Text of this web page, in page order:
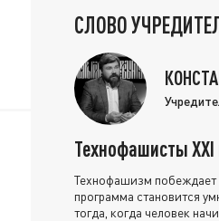
СЛОВО
Технофашисты XXI
Технофашизм побеждает
программа становится
тогда, когда человек